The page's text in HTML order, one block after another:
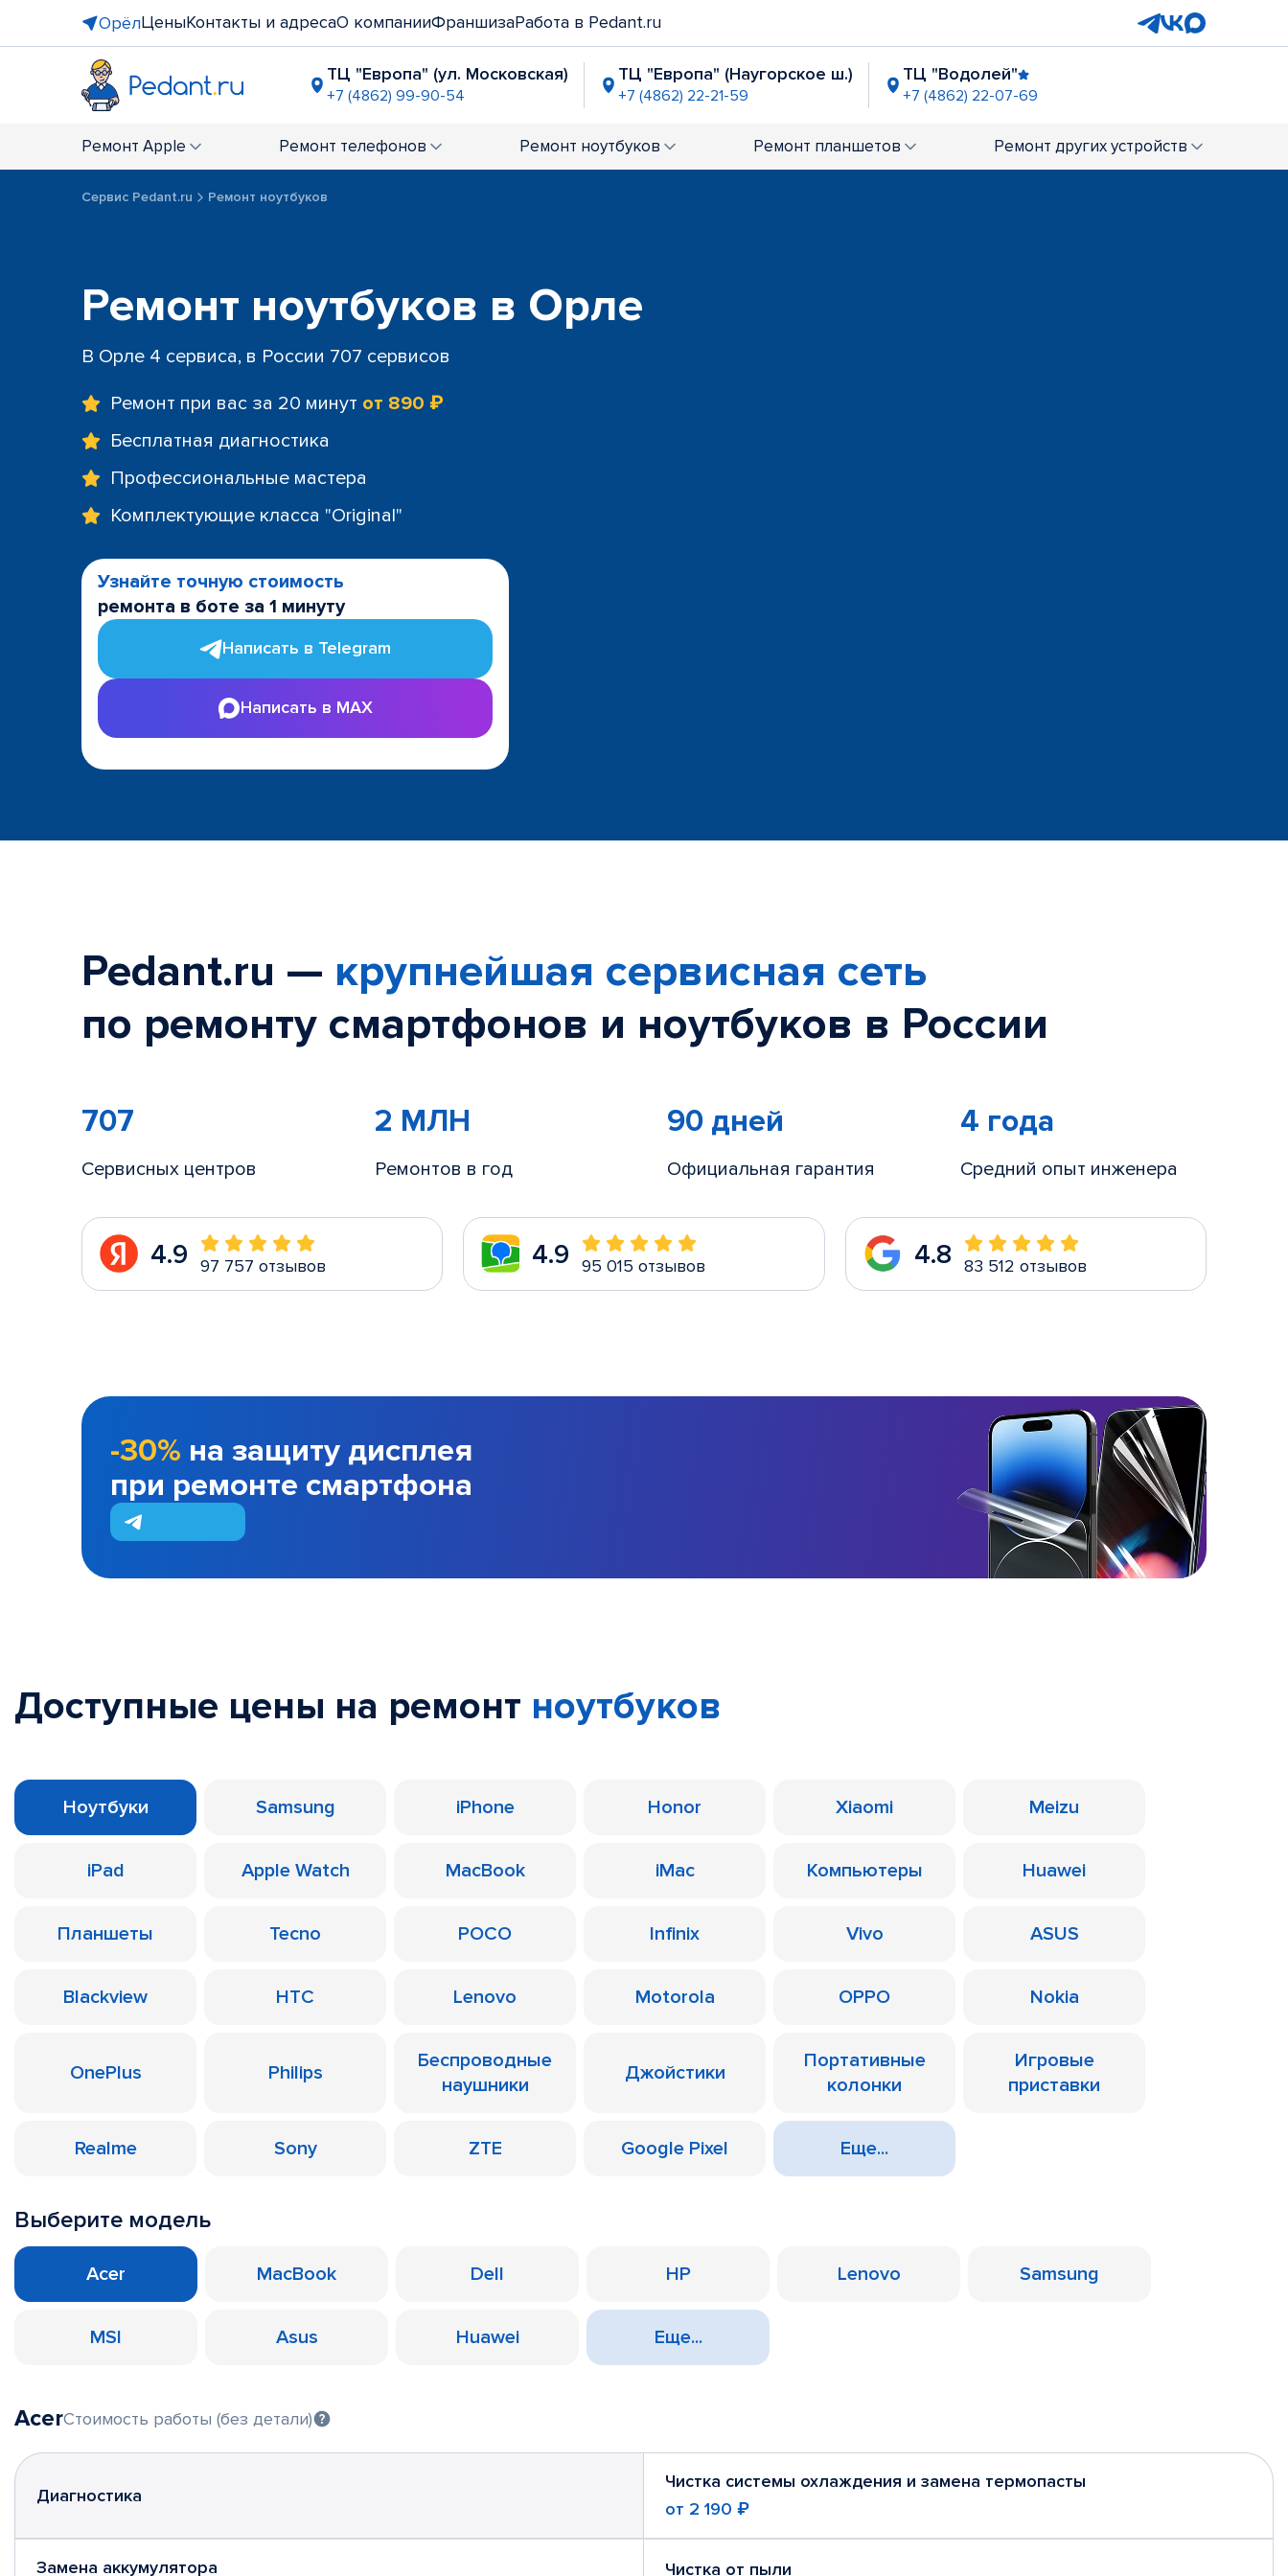
ОрёлЦеныКонтакты и адресаО компанииФраншизаРабота в Pedant.ru
ТЦ "Европа" (ул. Московская)
+7 (4862) 99-90-54
ТЦ "Европа" (Наугорское ш.)
+7 (4862) 22-21-59
ТЦ "Водолей"
+7 (4862) 22-07-69
+7 (4862) 22-06-87
Ремонт Apple Ремонт телефонов Ремонт ноутбуков Ремонт планшетов Ремонт других устройств
Сервис Pedant.ru Ремонт ноутбуков
Ремонт ноутбуков в Орле
В Орле 4 сервиса, в России 707 сервисов
Ремонт при вас за 20 минут от 890 ₽
Бесплатная диагностика
Профессиональные мастера
Комплектующие класса "Original"
Узнайте точную стоимость
ремонта в боте за 1 минуту
Написать в Telegram
Написать в MAX
Pedant.ru — крупнейшая сервисная сеть
по ремонту смартфонов и ноутбуков в России
707
Сервисных центров
2 МЛН
Ремонтов в год
90 дней
Официальная гарантия
4 года
Средний опыт инженера
4.9 97 757 отзывов 4.9 95 015 отзывов 4.8 83 512 отзывов
-30% на защиту дисплея
при ремонте смартфона
Доступные цены на ремонт ноутбуков
Ноутбуки Samsung iPhone Honor Xiaomi Meizu
iPad Apple Watch MacBook iMac Компьютеры Huawei
Планшеты Tecno POCO Infinix Vivo ASUS
Blackview HTC Lenovo Motorola OPPO Nokia
OnePlus Philips
Беспроводные
наушники
Джойстики
Портативные
колонки
Игровые
приставки
Realme Sony ZTE Google Pixel Еще...
Выберите модель
Acer MacBook Dell HP Lenovo Samsung
MSI Asus Huawei Еще...
AcerСтоимость работы (без детали)
Диагностика
Чистка системы охлаждения и замена термопасты
от 2 190 ₽
Замена аккумулятора Чистка от пыли